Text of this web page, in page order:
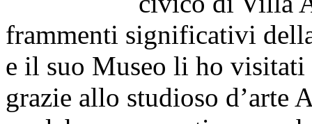
frammenti significativi
e il suo Museo li ho
grazie allo studioso d’arte